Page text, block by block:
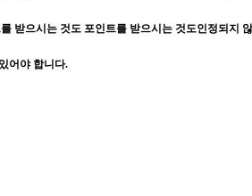
받으시는 것도 포인트를 받으시는 것도인정되지
어야 합니다.